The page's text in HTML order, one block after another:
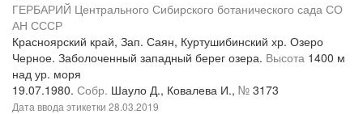
ГЕРБАРИЙ Центрального Сибирского ботанического сада СО
АН СССР
Красноярский край, Зап. Саян, Куртушибинский хр. Озеро
Черное. Заболоченный западный берег озера. Высота 1400 м
над ур. моря
19.07.1980. Собр. Шауло Д., Ковалева И., № 3173
Дата ввода этикетки 28.03.2019